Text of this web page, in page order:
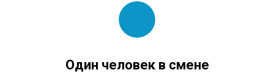
Один человек в смене